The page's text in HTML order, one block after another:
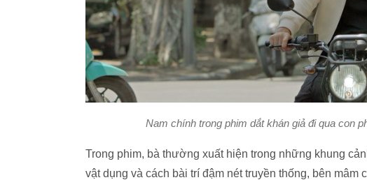
Nam chính trong phim dắt khán giả đi qua con
Trong phim, bà thường xuất hiện trong những khung
vật dụng và cách bài trí đậm nét truyền thống, bên